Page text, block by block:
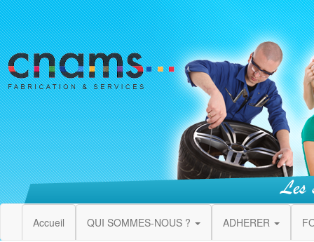
Accueil QUI SOMMES-NOUS ? ADHERER